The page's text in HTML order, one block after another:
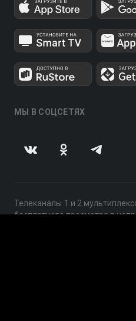
МЫ В СОЦСЕТЯХ
Телеканалы 1 и 2
бесплатного просмотра в